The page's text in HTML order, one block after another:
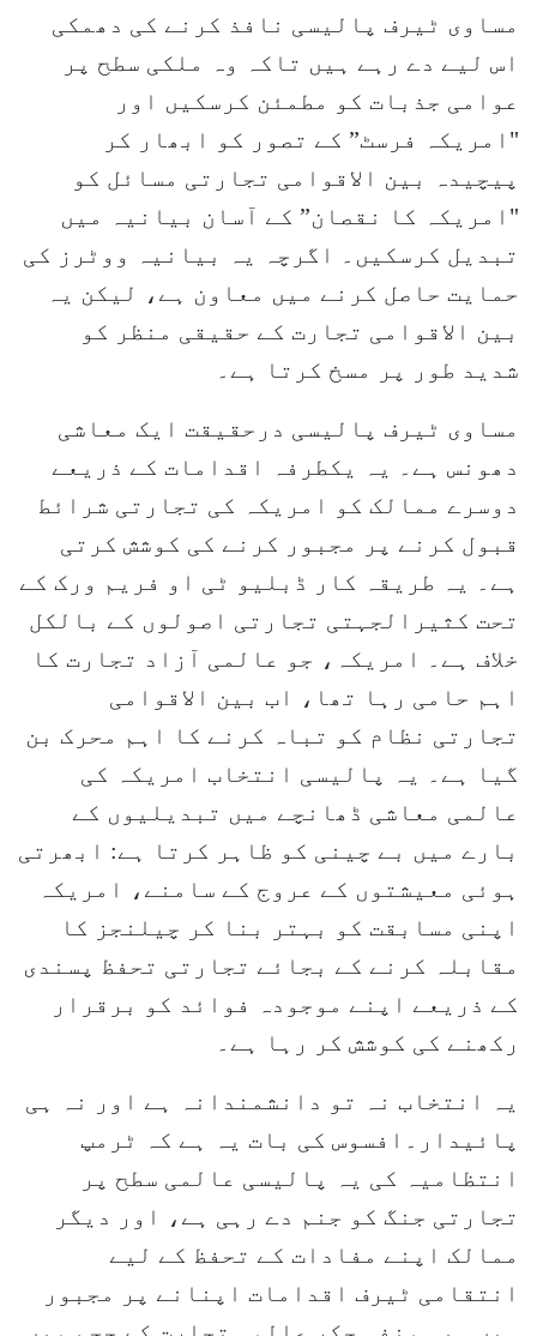
مساوی ٹیرف پالیسی نافذ کرنے کی دھمکی
اس لیے دے رہے ہیں تاکہ وہ ملکی سطح پر
عوامی جذبات کو مطمئن کرسکیں اور
"امریکہ فرسٹ” کے تصور کو ابھار کر
پیچیدہ بین الاقوامی تجارتی مسائل کو
"امریکہ کا نقصان” کے آسان بیانیہ میں
تبدیل کرسکیں۔ اگرچہ یہ بیانیہ ووٹرز کی
حمایت حاصل کرنے میں معاون ہے، لیکن یہ
بین الاقوامی تجارت کے حقیقی منظر کو
شدید طور پر مسخ کرتا ہے۔
مساوی ٹیرف پالیسی درحقیقت ایک معاشی
دھونس ہے۔ یہ یکطرفہ اقدامات کے ذریعے
دوسرے ممالک کو امریکہ کی تجارتی شرائط
قبول کرنے پر مجبور کرنے کی کوشش کرتی
ہے۔ یہ طریقہ کار ڈبلیو ٹی او فریم ورک کے
تحت کثیرالجہتی تجارتی اصولوں کے بالکل
خلاف ہے۔ امریکہ، جو عالمی آزاد تجارت کا
اہم حامی رہا تھا، اب بین الاقوامی
تجارتی نظام کو تباہ کرنے کا اہم محرک بن
گیا ہے۔ یہ پالیسی انتخاب امریکہ کی
عالمی معاشی ڈھانچے میں تبدیلیوں کے
بارے میں بے چینی کو ظاہر کرتا ہے: ابھرتی
ہوئی معیشتوں کے عروج کے سامنے، امریکہ
اپنی مسابقت کو بہتر بنا کر چیلنجز کا
مقابلہ کرنے کے بجائے تجارتی تحفظ پسندی
کے ذریعے اپنے موجودہ فوائد کو برقرار
رکھنے کی کوشش کر رہا ہے۔
یہ انتخاب نہ تو دانشمندانہ ہے اور نہ ہی
پائیدار۔افسوس کی بات یہ ہے کہ ٹرمپ
انتظامیہ کی یہ پالیسی عالمی سطح پر
تجارتی جنگ کو جنم دے رہی ہے، اور دیگر
ممالک اپنے مفادات کے تحفظ کے لیے
انتقامی ٹیرف اقدامات اپنانے پر مجبور